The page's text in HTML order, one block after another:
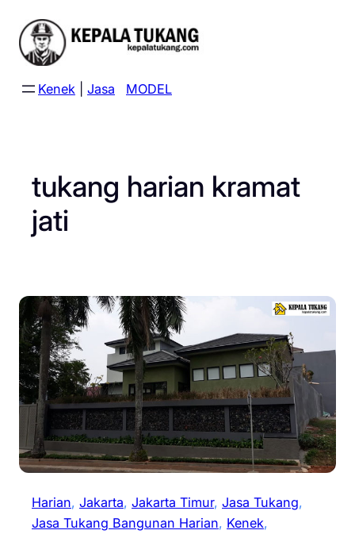
content
Kenek Jasa MODEL
tukang harian kramat
jati
Harian, Jakarta, Jakarta Timur, Jasa Tukang
Jasa Tukang Bangunan Harian, Kenek